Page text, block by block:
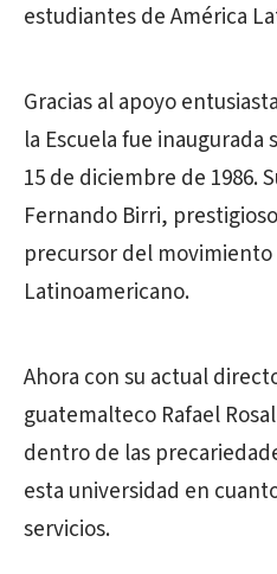
estudiantes de América
Gracias al apoyo
la Escuela fue
15 de diciembre de 1986.
Fernando Birri,
precursor del movimiento
Latinoamericano.
Ahora con su actual
guatemalteco Rafael
dentro de las
esta universidad en
servicios.